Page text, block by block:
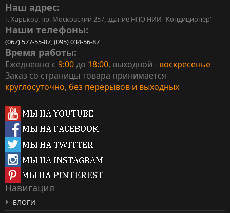
Наш адрес:
г. Харьков, пр. Московский 257, здание НПО НИИ "Кондиционер"
Наши телефоны:
(067) 577-55-87 (095) 034-56-87
Время работы:
Ежедневно с 9:00 до 18:00, выходной - воскресенье
Заказ со страницы товара принимается
круглосуточно, без перерывов и выходных
Навигация
БЛОГИ